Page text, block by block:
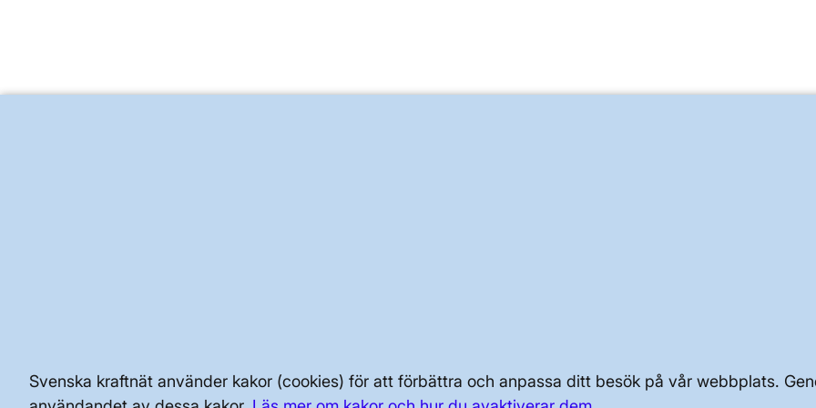
Svenska kraftnät använder kakor (cookies) för att förbättra och anpassa ditt besök på vår webbplats.
SÄKERHET OCH BEREDSKAP OM OSS